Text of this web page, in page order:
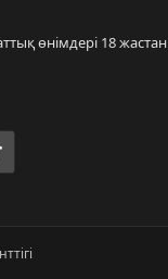
өнімдері 18 жастан